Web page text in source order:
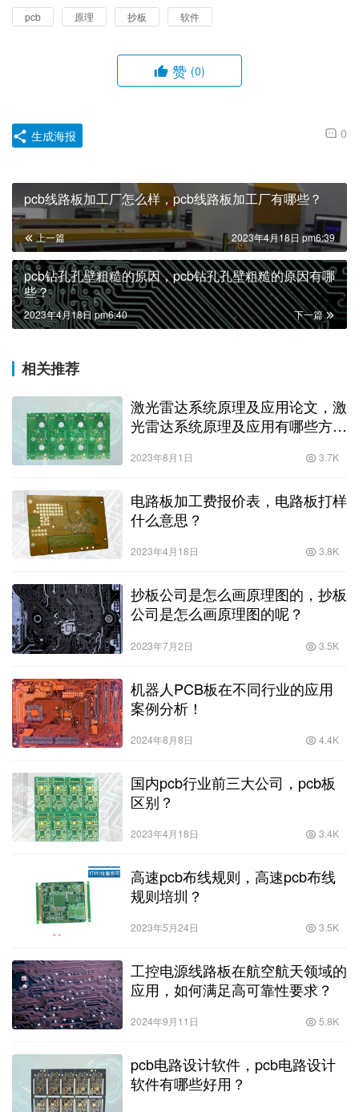
pcb 原理 抄板 软件
赞 (0)
0
生成海报
pcb线路板加工厂怎么样，pcb线路板加工厂有哪些？
上一篇 2023年4月18日 pm6:39
pcb钻孔孔壁粗糙的原因，pcb钻孔孔壁粗糙的原因有哪
些？
下一篇
2023年4月18日 pm6:40
相关推荐
激光雷达系统原理及应用论文，激
光雷达系统原理及应用有哪些方
2023年8月1日 3.7K
电路板加工费报价表，电路板打样
什么意思？
2023年4月18日 3.8K
抄板公司是怎么画原理图的，抄板
公司是怎么画原理图的呢？
2023年7月2日 3.5K
机器人PCB板在不同行业的应用
案例分析！
2024年8月8日 4.4K
国内pcb行业前三大公司，pcb板
区别？
2023年4月18日 3.4K
高速pcb布线规则，高速pcb布线
规则培圳？
2023年5月24日 3.5K
工控电源线路板在航空航天领域的
应用，如何满足高可靠性要求？
2024年9月11日 5.8K
pcb电路设计软件，pcb电路设计
软件有哪些好用？